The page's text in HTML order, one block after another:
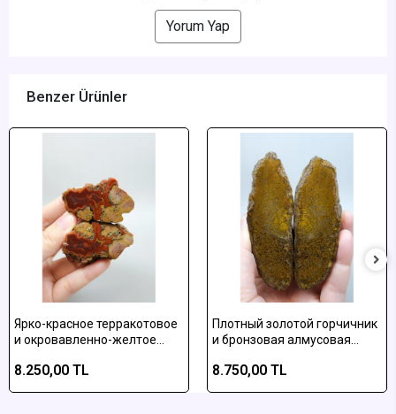
Yorum Yap
Benzer Ürünler
Ярко-красное терракотовое
и окровавленно-желтое
агатное полированное
8.250,00 TL
Плотный золотой горчичник
и бронзовая алмусовая
отполированная пара
8.750,00 TL